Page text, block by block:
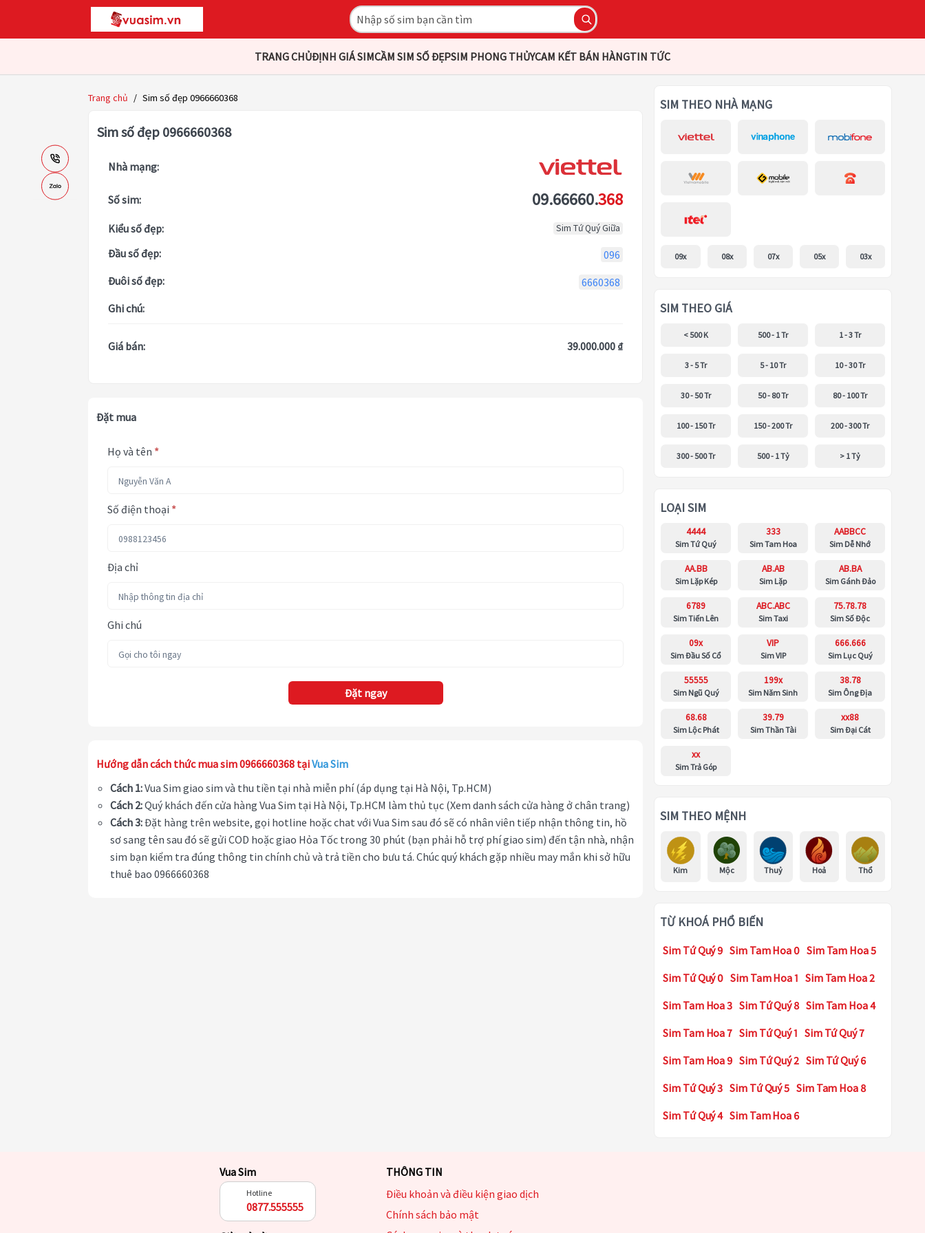
TRANG CHỦĐỊNH GIÁ SIMCẦM SIM SỐ ĐẸPSIM PHONG THỦYCAM KẾT BÁN HÀNGTIN TỨC
Trang chủ / Sim số đẹp 0966660368
Sim số đẹp 0966660368
Nhà mạng:
Số sim: 09.66660.368
Kiểu số đẹp: Sim Tứ Quý Giữa
Đầu số đẹp:
096
Đuôi số đẹp:
6660368
Ghi chú:
Giá bán: 39.000.000 ₫
Đặt mua
Họ và tên *
Số điện thoại *
Địa chỉ
Ghi chú
Đặt ngay
Hướng dẫn cách thức mua sim 0966660368 tạiVua Sim
Cách 1:Vua Sim giao sim và thu tiền tại nhà miễn phí (áp dụng tại Hà Nội, Tp.HCM)
Cách 2:Quý khách đến cửa hàng Vua Sim tại Hà Nội, Tp.HCM làm thủ tục (Xem danh sách cửa hàng ở chân trang)
Cách 3:Đặt hàng trên website, gọi hotline hoặc chat với Vua Sim sau đó sẽ có nhân viên tiếp nhận thông tin, hồ
sơ sang tên sau đó sẽ gửi COD hoặc giao Hỏa Tốc trong 30 phút (bạn phải hỗ trợ phí giao sim) đến tận nhà, nhận
sim bạn kiểm tra đúng thông tin chính chủ và trả tiền cho bưu tá. Chúc quý khách gặp nhiều may mắn khi sở hữu
thuê bao 0966660368
SIM THEO NHÀ MẠNG
09x 08x 07x 05x 03x
SIM THEO GIÁ
< 500 K 500 - 1 Tr 1 - 3 Tr
3 - 5 Tr 5 - 10 Tr 10 - 30 Tr
30 - 50 Tr 50 - 80 Tr 80 - 100 Tr
100 - 150 Tr 150 - 200 Tr 200 - 300 Tr
300 - 500 Tr 500 - 1 Tỷ > 1 Tỷ
LOẠI SIM
4444
Sim Tứ Quý
333
Sim Tam Hoa
AABBCC
Sim Dễ Nhớ
AA.BB
Sim Lặp Kép
AB.AB
Sim Lặp
AB.BA
Sim Gánh Đảo
6789
Sim Tiến Lên
ABC.ABC
Sim Taxi
75.78.78
Sim Số Độc
09x
Sim Đầu Số Cổ
VIP
Sim VIP
666.666
Sim Lục Quý
55555
Sim Ngũ Quý
199x
Sim Năm Sinh
38.78
Sim Ông Địa
68.68
Sim Lộc Phát
39.79
Sim Thần Tài
xx88
Sim Đại Cát
xx
Sim Trả Góp
SIM THEO MỆNH
Kim Mộc Thuỷ Hoả Thổ
TỪ KHOÁ PHỔ BIẾN
Sim Tứ Quý 9 Sim Tam Hoa 0 Sim Tam Hoa 5
Sim Tứ Quý 0 Sim Tam Hoa 1 Sim Tam Hoa 2
Sim Tam Hoa 3 Sim Tứ Quý 8 Sim Tam Hoa 4
Sim Tam Hoa 7 Sim Tứ Quý 1 Sim Tứ Quý 7
Sim Tam Hoa 9 Sim Tứ Quý 2 Sim Tứ Quý 6
Sim Tứ Quý 3 Sim Tứ Quý 5 Sim Tam Hoa 8
Sim Tứ Quý 4 Sim Tam Hoa 6
Vua Sim
Hotline
0877.555555
THÔNG TIN
Điều khoản và điều kiện giao dịch
Chính sách bảo mật